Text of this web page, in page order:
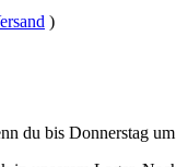
)
du bis Donnerstag